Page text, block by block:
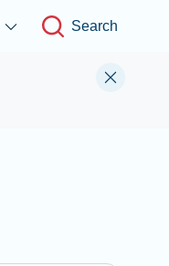
Search